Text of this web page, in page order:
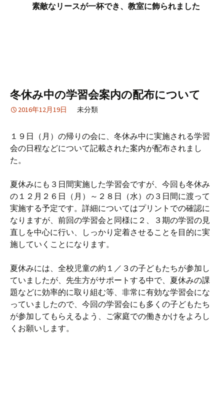
素敵なリースが一杯でき、教室に飾られました
冬休み中の学習会案内の配布について
2016年12月19日 未分類
１９日（月）の帰りの会に、冬休み中に実施される学習
会の日程などについて記載された案内が配布されまし
た。
夏休みにも３日間実施した学習会ですが、今回も冬休み
の１２月２６日（月）～２８日（水）の３日間に渡って
実施する予定です。詳細についてはプリントでの確認に
なりますが、前回の学習会と同様に２、３期の学習の見
直しを中心に行い、しっかり定着させることを目的に実
施していくことになります。
夏休みには、全校児童の約１／３の子どもたちが参加し
ていましたが、先生方がサポートする中で、夏休みの課
題などに効率的に取り組む等、非常に有効な学習会にな
っていましたので、今回の学習会にも多くの子どもたち
が参加してもらえるよう、ご家庭での働きかけをよろし
くお願いします。